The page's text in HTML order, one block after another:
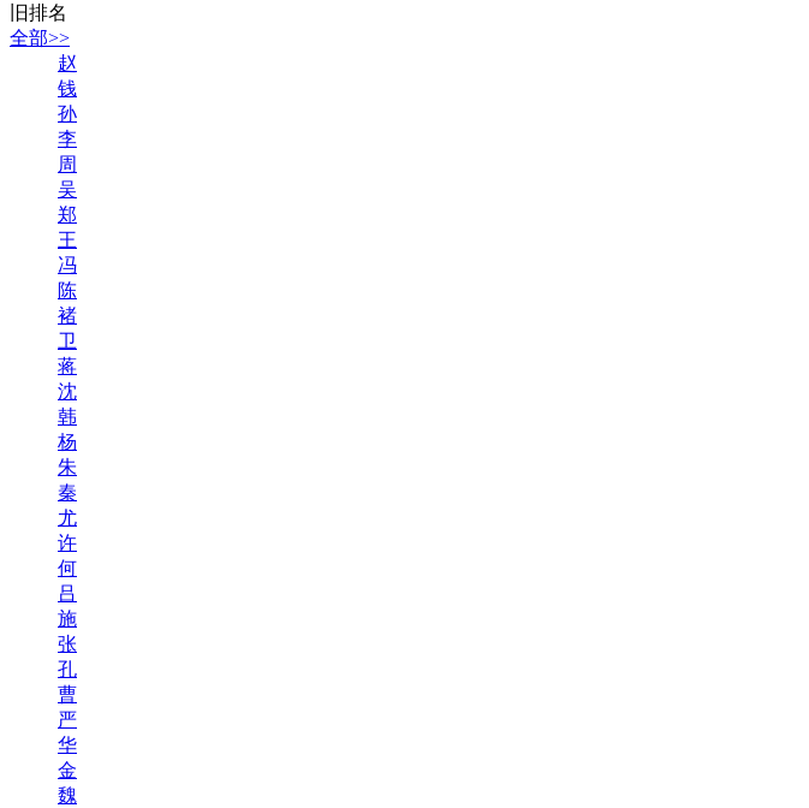
旧排名
全部>>
赵
钱
孙
李
周
吴
郑
王
冯
陈
褚
卫
蒋
沈
韩
杨
朱
秦
尤
许
何
吕
施
张
孔
曹
严
华
金
魏